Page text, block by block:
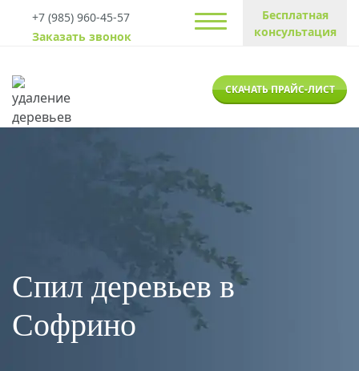
+7 (985) 960-45-57
Заказать звонок
Бесплатная
консультация
СКАЧАТЬ ПРАЙС-ЛИСТ
Спил деревьев в
Софрино